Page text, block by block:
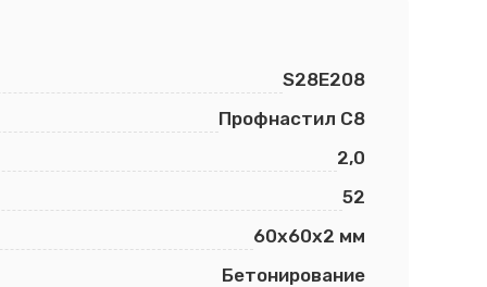
S28E208
Профнастил С8
2,0
52
60х60х2 мм
Бетонирование